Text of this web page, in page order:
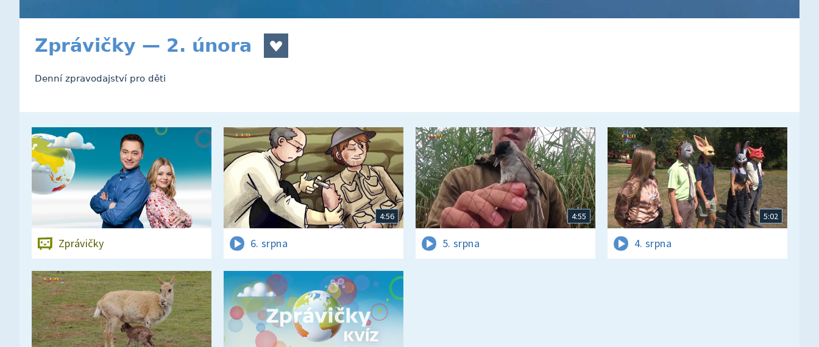
Zprávičky — 2. února
Denní zpravodajství pro děti
Zprávičky
4:56
6. srpna
4:55
5. srpna
5:02
4. srpna